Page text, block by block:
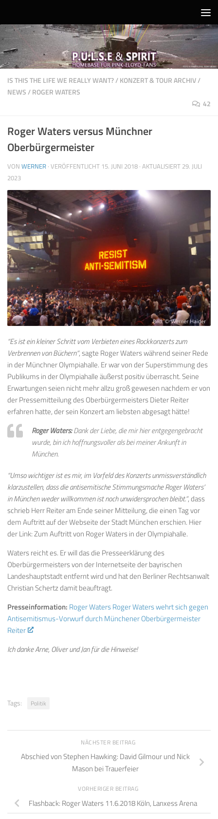
IS THIS THE LIFE WE REALLY WANT?/KONZERT & TOUR ARCHIV/
NEWS/ROGER WATERS
42
Roger Waters versus Münchner
Oberbürgermeister
VON WERNER · VERÖFFENTLICHT 15. JUNI 2018 · AKTUALISIERT 29. JULI
2023
“Es ist ein kleiner Schritt vom Verbieten eines Rockkonzerts zum
Verbrennen von Büchern“, sagte Roger Waters während seiner Rede
in der Münchner Olympiahalle. Er war von der Superstimmung des
Publikums in der Olympiahalle äußerst positiv überrascht. Seine
Erwartungen seien nicht mehr allzu groß gewesen nachdem er von
der Pressemitteilung des Oberbürgermeisters Dieter Reiter
erfahren hatte, der sein Konzert am liebsten abgesagt hätte!
Roger Waters:Dank der Liebe, die mir hier entgegengebracht
wurde, bin ich hoffnungsvoller als bei meiner Ankunft in
München.
“Umso wichtiger ist es mir, im Vorfeld des Konzerts unmissverständlich
klarzustellen, dass die antisemitische Stimmungsmache Roger Waters’
in München weder willkommen ist noch unwidersprochen bleibt.”, dass
schrieb Herr Reiter am Ende seiner Mitteilung, die einen Tag vor
dem Auftritt auf der Webseite der Stadt München erschien. Hier
der Link: Zum Auftritt von Roger Waters in der Olympiahalle.
Waters reicht es. Er will das die Presseerklärung des
Oberbürgermeisters von der Internetseite der bayrischen
Landeshauptstadt entfernt wird und hat den Berliner Rechtsanwalt
Christian Schertz damit beauftragt.
Presseinformation: Roger Waters Roger Waters wehrt sich gegen
Antisemitismus-Vorwurf durch Münchener Oberbürgermeister
Reiter
Ich danke Arne, Oliver und Jan für die Hinweise!
Tags: Politik
NÄCHSTER BEITRAG
Abschied von Stephen Hawking: David Gilmour und Nick
Mason bei Trauerfeier
VORHERIGER BEITRAG
Flashback: Roger Waters 11.6.2018 Köln, Lanxess Arena